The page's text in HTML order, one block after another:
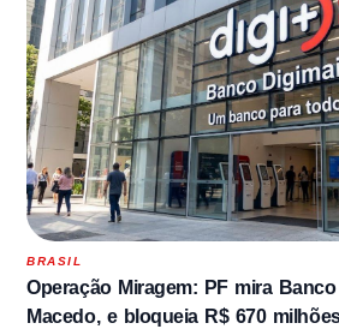
BRASIL
Operação Miragem: PF mira
Macedo, e bloqueia R$ 670